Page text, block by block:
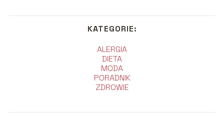
KATEGORIE:
ALERGIA
DIETA
MODA
PORADNIK
ZDROWIE